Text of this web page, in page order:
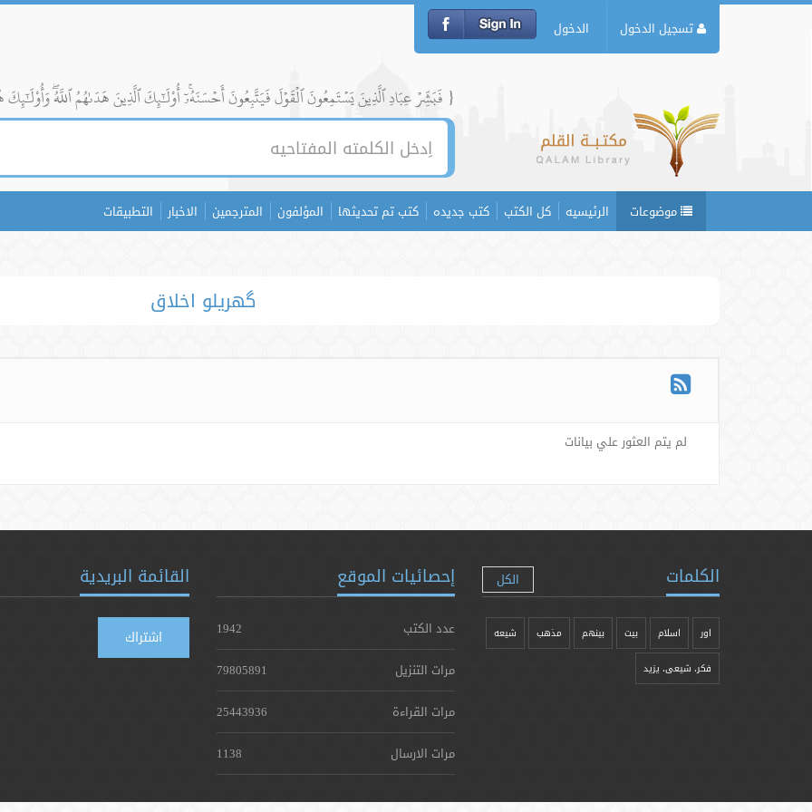
تسجيل الدخول الدخول
{ فَبَشِّرۡ عِبَادِ ٱلَّذِينَ يَسۡتَمِعُونَ ٱلۡقَوۡلَ فَيَتَّبِعُونَ أَحۡسَنَهُۥٓۚ أُوْلَٰٓئِكَ ٱلَّذِينَ هَدَىٰهُمُ ٱللَّهُۖ وَأُوْلَٰٓئِكَ
موضوعات الرئيسيه كل الكتب كتب جديده كتب تم تحديثها المؤلفون المترجمين الاخبار التطبيقات
گھریلو اخلاق
لم يتم العثور علي بيانات
الكلمات الكل
اور اسلام بیت بينهم مذهب شيعه
فکر، شیعی، یزيد
إحصائيات الموقع
عدد الكتب
1942
مرات التنزيل
79805891
مرات القراءة
25443936
مرات الارسال
1138
القائمة البريدية
اشتراك